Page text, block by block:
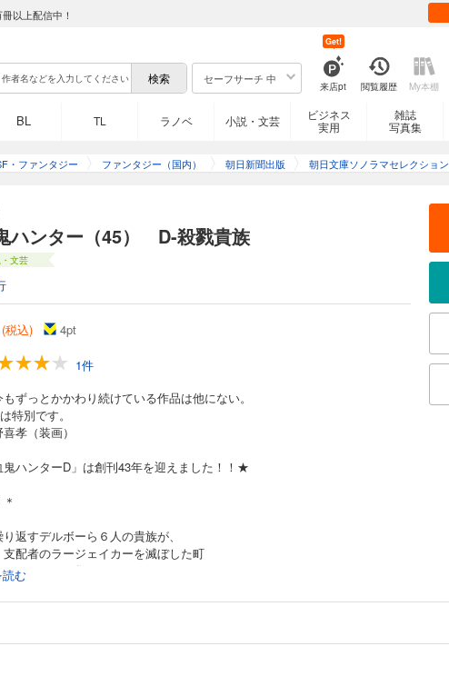
以上配信中！
セーフサーチ 中
来店pt
Get!
閲覧履歴 My本棚
BL TL ラノベ 小説・文芸
ビジネス
実用
雑誌
写真集
・ファンタジー ファンタジー（国内） 朝日新聞出版 朝日文庫ソノラマセレクション
ハンター（45） D-殺戮貴族
文芸
税込) 4pt
1件
ずっとかかわり続けている作品は他にない。
特別です。
孝（装画）
ハンターD」は創刊43年を迎えました！！★
返すデルボーら６人の貴族が、
配者のラージェイカーを滅ぼした町
マッソーに集まってきていた。
どき"ジーラの処分の依頼を受けたDは、
む
。北部辺境地に向かう移送用の飛空艇の中で、Dは罪人として貴族生命研究センター行き
護送する一行と出会う。多くの人間や貴族の恨みを買い、命を狙われている公爵の護衛
死情都市
貴族の戦いを描くロングセラーシリーズ。Dは６人の〈集合戦闘体〉＝六鬼人を討つべ
ルシネアに向かっていた。そこは昼は人間だが、夜は妖物へと変貌する住人たちが暮らす
黒い来訪者
ベネッサが下宿人としてやってきた。ベネッサは３歳で貴族に見初められたエマを研究
を受けている村人たち、彼女を狙うごろつきたちの欲望と思惑がうずまく村に、Ｄもま
山嶽鬼
った腕利きの男女たち。そして消えた母親と恋人を探す女性ミルドレッドに旅の同伴を依
冥府城を目指す。この山に集まる彼らには共通する過去があった。彼らを呼び寄せた者の
たい──？